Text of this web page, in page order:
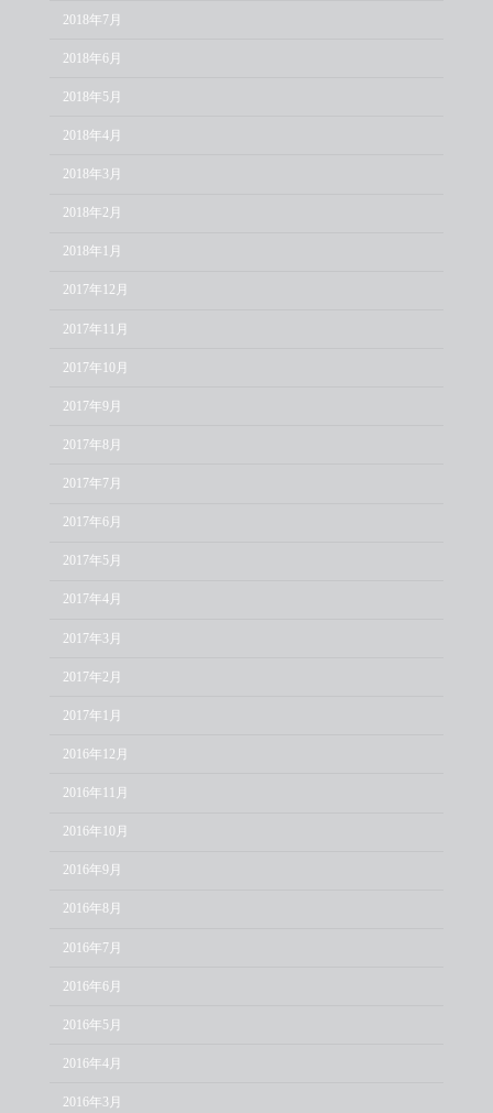
2018年7月
2018年6月
2018年5月
2018年4月
2018年3月
2018年2月
2018年1月
2017年12月
2017年11月
2017年10月
2017年9月
2017年8月
2017年7月
2017年6月
2017年5月
2017年4月
2017年3月
2017年2月
2017年1月
2016年12月
2016年11月
2016年10月
2016年9月
2016年8月
2016年7月
2016年6月
2016年5月
2016年4月
2016年3月